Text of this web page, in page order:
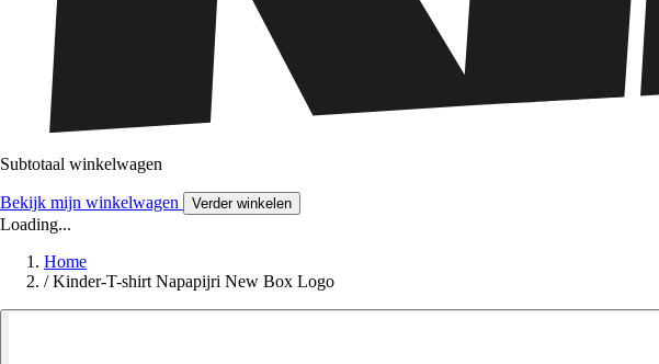
Subtotaal winkelwagen
Bekijk mijn winkelwagen Verder winkelen
Loading...
Home
/ Kinder-T-shirt Napapijri New Box Logo